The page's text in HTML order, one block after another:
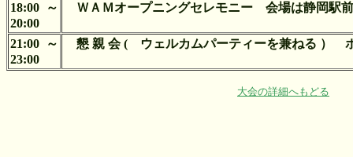
18:00～
20:00
ＷＡＭオープニングセレモニー 会場は静岡駅
21:00～
23:00
懇 親 会 ( ウェルカムパーティーを兼ねる ）
大会の詳細へもどる